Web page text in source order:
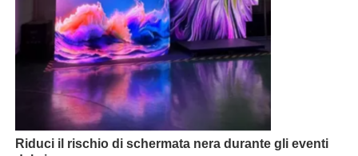
Spettacolo VR
Chi Siamo
Visita alla fabbrica
Riduci il rischio di schermata nera durante gli eventi